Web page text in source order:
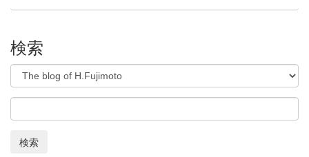
検索
検索